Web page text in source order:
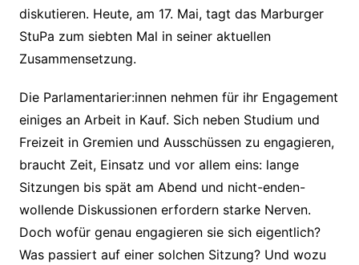
diskutieren. Heute, am 17. Mai, tagt das Marburger
StuPa zum siebten Mal in seiner aktuellen
Zusammensetzung.
Die Parlamentarier:innen nehmen für ihr Engagement
einiges an Arbeit in Kauf. Sich neben Studium und
Freizeit in Gremien und Ausschüssen zu engagieren,
braucht Zeit, Einsatz und vor allem eins: lange
Sitzungen bis spät am Abend und nicht-enden-
wollende Diskussionen erfordern starke Nerven.
Doch wofür genau engagieren sie sich eigentlich?
Was passiert auf einer solchen Sitzung? Und wozu